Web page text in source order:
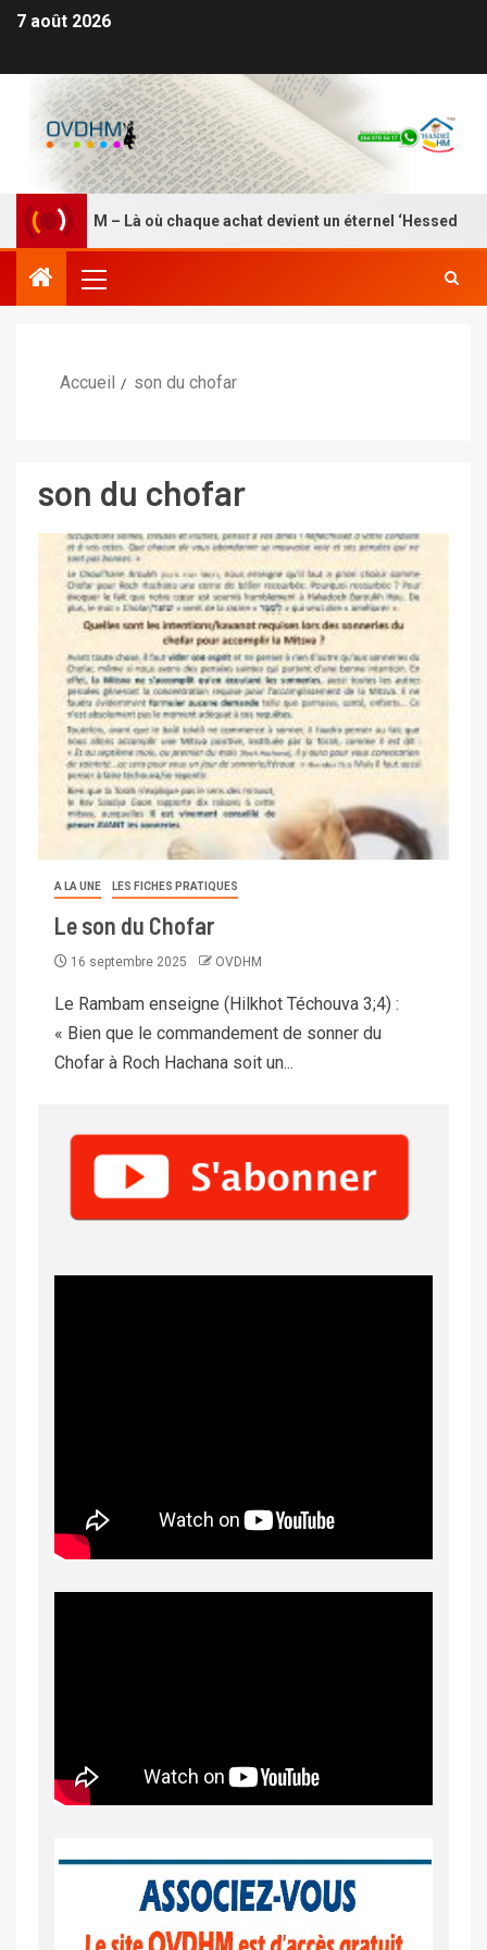
7 août 2026
HM – Là où chaque achat devient un éternel ‘Hessed
Accueil son du chofar
son du chofar
A LA UNE LES FICHES PRATIQUES
Le son du Chofar
16 septembre 2025 OVDHM
Le Rambam enseigne (Hilkhot Téchouva 3;4) :
« Bien que le commandement de sonner du
Chofar à Roch Hachana soit un...